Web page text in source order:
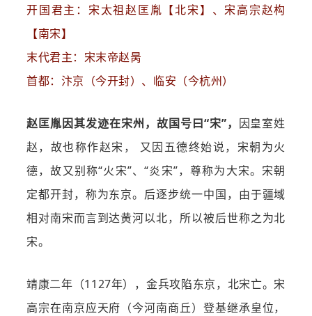
开国君主：宋太祖赵匡胤【北宋】、宋高宗赵构
【南宋】
末代君主：宋末帝赵昺
首都：汴京（今开封）、临安（今杭州）
赵匡胤因其发迹在宋州，故国号曰“宋”， 因皇室姓
赵，故也称作赵宋， 又因五德终始说，宋朝为火
德，故又别称“火宋”、“炎宋”，尊称为大宋。宋朝
定都开封，称为东京。后逐步统一中国，由于疆域
相对南宋而言到达黄河以北，所以被后世称之为北
宋。
靖康二年（1127年），金兵攻陷东京，北宋亡。宋
高宗在南京应天府（今河南商丘）登基继承皇位，